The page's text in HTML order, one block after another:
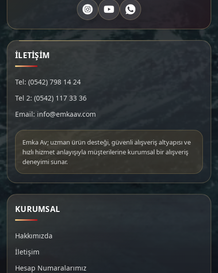
İLETİŞİM
Tel: (0542) 798 14 24
Tel 2: (0542) 117 33 36
Email: info@emkaav.com
Emka Av; uzman ürün desteği, güvenli alışveriş altyapısı ve
hızlı hizmet anlayışıyla müşterilerine kurumsal bir alışveriş
deneyimi sunar.
KURUMSAL
Hakkımızda
İletişim
Hesap Numaralarımız